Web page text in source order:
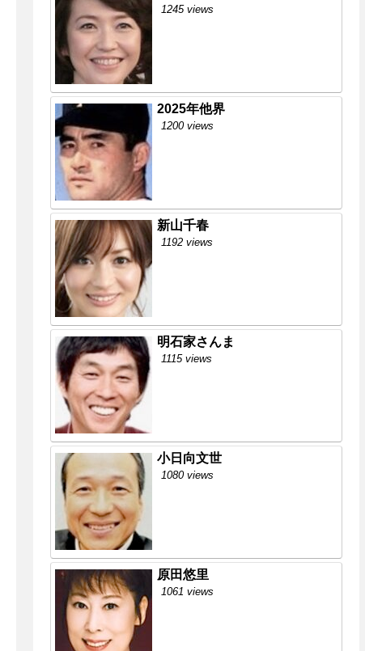
1245 views
2025年他界
1200 views
新山千春
1192 views
明石家さんま
1115 views
小日向文世
1080 views
原田悠里
1061 views